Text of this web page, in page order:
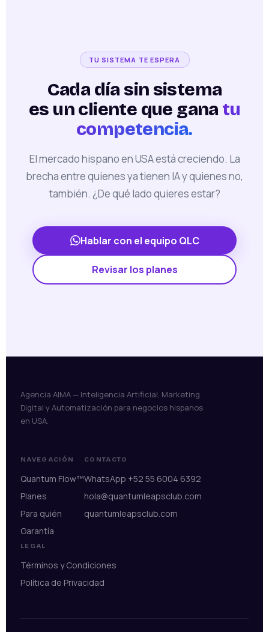
TU SISTEMA TE ESPERA
Cada día sin sistema
es un cliente que ganatu
competencia.
El mercado hispano en USA está creciendo. La
brecha entre quienes ya tienen IA y quienes no,
también. ¿De qué lado quieres estar?
Hablar con el equipo QLC
Revisar los planes
Agencia AIMA — Inteligencia Artificial, Marketing
Digital y Automatización para negocios hispanos
en USA.
NAVEGACIÓN
Quantum Flow™
Planes
Para quién
Garantía
CONTACTO
WhatsApp +52 55 6004 6392
hola@quantumleapsclub.com
quantumleapsclub.com
LEGAL
Términos y Condiciones
Política de Privacidad